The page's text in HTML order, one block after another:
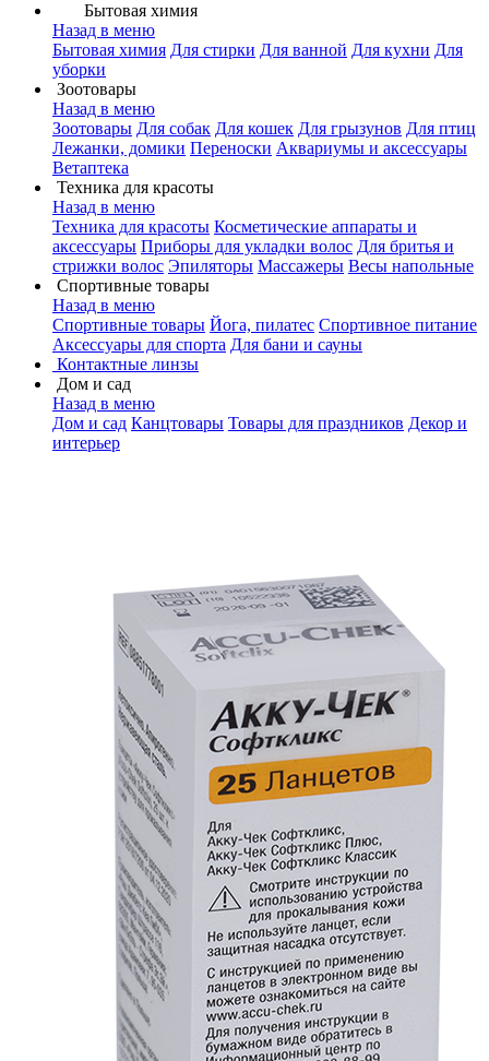
Бытовая химия
Назад в меню
Бытовая химия Для стирки Для ванной Для кухни Для
уборки
Зоотовары
Назад в меню
Зоотовары Для собак Для кошек Для грызунов Для птиц
Лежанки, домики Переноски Аквариумы и аксессуары
Ветаптека
Техника для красоты
Назад в меню
Техника для красоты Косметические аппараты и
аксессуары Приборы для укладки волос Для бритья и
стрижки волос Эпиляторы Массажеры Весы напольные
Спортивные товары
Назад в меню
Спортивные товары Йога, пилатес Спортивное питание
Аксессуары для спорта Для бани и сауны
Контактные линзы
Дом и сад
Назад в меню
Дом и сад Канцтовары Товары для праздников Декор и
интерьер